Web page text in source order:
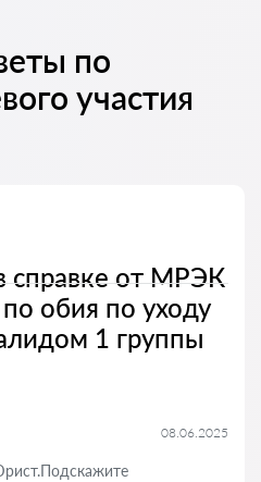
по
участия
справке от МРЭК
обия по уходу
1 группы
08.06.2025